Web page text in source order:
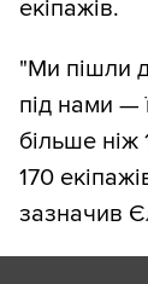
екіпажів.
"Ми пішли
під нами —
більше
170
зазначив